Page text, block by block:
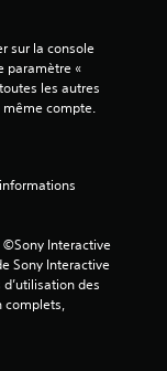
s
)
sur la console
paramètre «
les autres
même compte.
Interactive
Sony Interactive
des
complets,